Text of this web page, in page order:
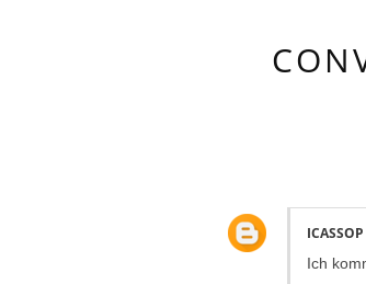
ICASSOP
Ich